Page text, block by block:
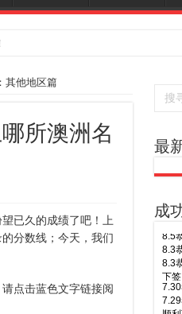
其他地区篇
所澳洲名
已久的成绩了吧！上
分数线；今天，我们
点击蓝色文字链接阅
最
成
顺